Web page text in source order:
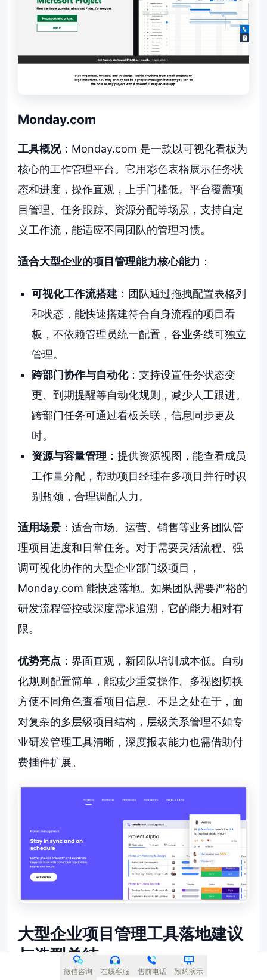
Monday.com
工具概况：Monday.com 是一款以可视化看板为
核心的工作管理平台。它用彩色表格展示任务状
态和进度，操作直观，上手门槛低。平台覆盖项
目管理、任务跟踪、资源分配等场景，支持自定
义工作流，能适应不同团队的管理习惯。
适合大型企业的项目管理能力核心能力 ：
可视化工作流搭建：团队通过拖拽配置表格列
和状态，能快速搭建符合自身流程的项目看
板，不依赖管理员统一配置，各业务线可独立
管理。
跨部门协作与自动化：支持设置任务状态变
更、到期提醒等自动化规则，减少人工跟进。
跨部门任务可通过看板关联，信息同步更及
时。
资源与容量管理 ：提供资源视图，能查看成员
工作量分配，帮助项目经理在多项目并行时识
别瓶颈，合理调配人力。
适用场景 ：适合市场、运营、销售等业务团队管
理项目进度和日常任务。对于需要灵活流程、强
调可视化协作的大型企业部门级项目，
Monday.com 能快速落地。如果团队需要严格的
研发流程管控或深度需求追溯，它的能力相对有
限。
优势亮点 ：界面直观，新团队培训成本低。自动
化规则配置简单，能减少重复操作。多视图切换
方便不同角色查看项目信息。不足之处在于，面
对复杂的多层级项目结构，层级关系管理不如专
业研发管理工具清晰，深度报表能力也需借助付
费插件扩展。
大型企业项目管理工具落地建议
与选型总结
微信咨询 在线客服 售前电话 预约演示